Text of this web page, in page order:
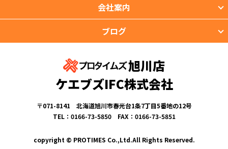
会社案内
ブログ
旭川店
ケエブズIFC株式会社
〒071-8141 北海道旭川市春光台1条7丁目5番地の12号
TEL：0166-73-5850 FAX：0166-73-5851
copyright © PROTIMES Co.,Ltd.All Rights Reserved.